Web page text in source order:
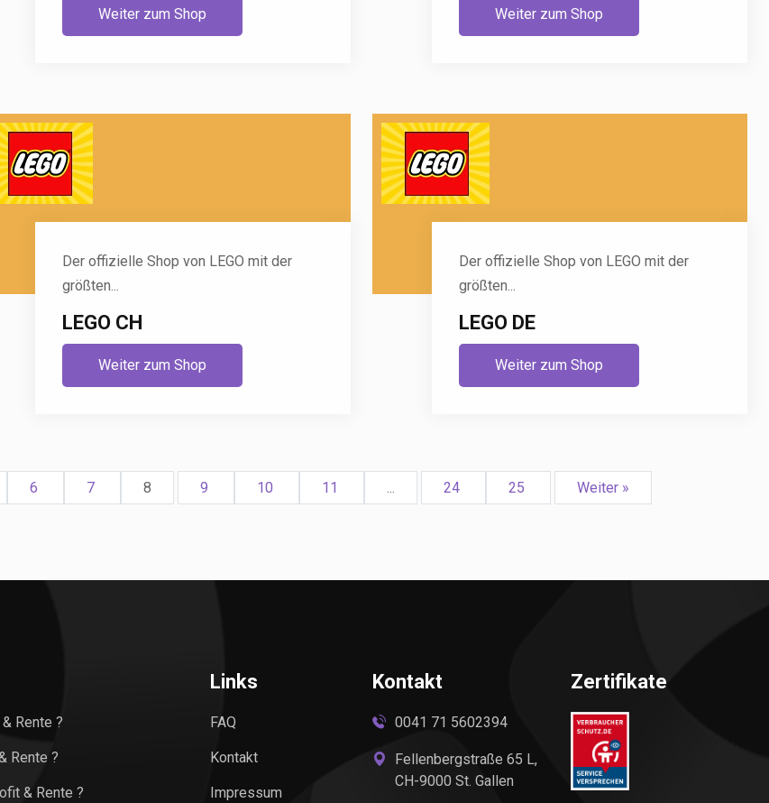
Weiter zum Shop Weiter zum Shop
Der offizielle Shop von LEGO mit der
größten...
LEGO CH
Weiter zum Shop
Der offizielle Shop von LEGO mit der
größten...
LEGO DE
Weiter zum Shop
6 7 8 9 10 11 ... 24 25 Weiter »
Rente ?
Rente ?
& Rente ?
Links
FAQ
Kontakt
Impressum
Kontakt
0041 71 5602394
Fellenbergstraße 65 L,
CH-9000 St. Gallen
Zertifikate